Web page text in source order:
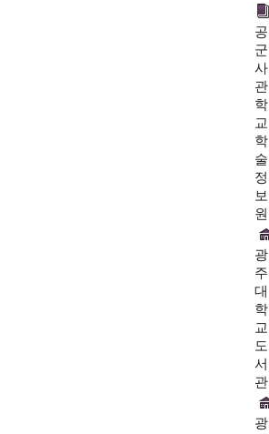
공
군
사
관
학
교
학
술
정
보
원
광
주
대
학
교
도
서
관
광